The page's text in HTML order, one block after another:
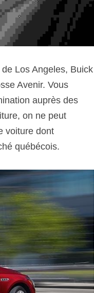
Los Angeles, Buick
Avenir. Vous
auprès des
on ne peut
voiture dont
québécois.